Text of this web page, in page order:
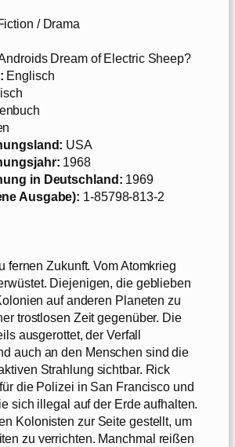
/ Drama
Dream of Electric Sheep?
Englisch
USA
1968
ung in Deutschland: 1969
Ausgabe): 1-85798-813-2
fernen Zukunft. Vom Atomkrieg
Diejenigen, die geblieben
auf anderen Planeten zu
trostlosen Zeit gegenüber. Die
ausgerottet, der Verfall
auch an den Menschen sind die
Strahlung sichtbar. Rick
die Polizei in San Francisco und
sich illegal auf der Erde aufhalten.
Kolonisten zur Seite gestellt, um
zu verrichten. Manchmal reißen